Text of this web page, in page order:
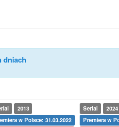
dniach
2013
w Polsce: 31.03.2022
Serial
2024
Premiera w